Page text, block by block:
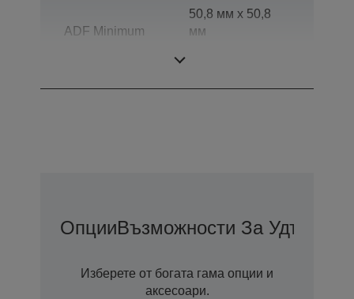
ADF Minimum
50,8 мм x 50,8
мм
ОпцииВъзможности За
Изберете от богата гама опции и
аксесоари.